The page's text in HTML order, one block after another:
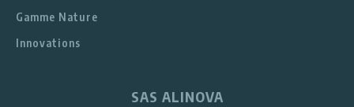
Gamme Nature
Innovations
SAS ALINOVA